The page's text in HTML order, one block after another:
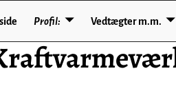
Profil: Vedtægter m.m.